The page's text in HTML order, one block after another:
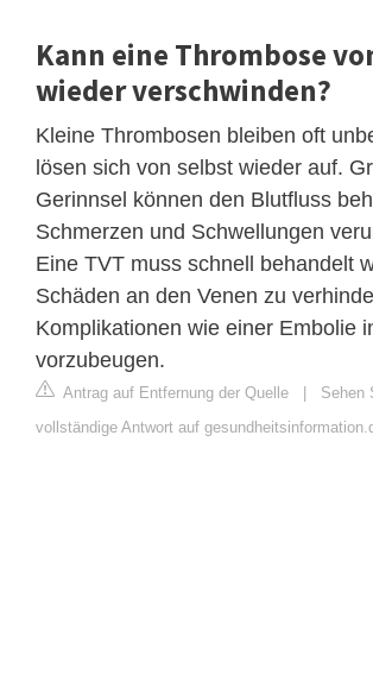
Kann eine Thrombose
wieder verschwinden?
Kleine Thrombosen bleiben oft
lösen sich von selbst wieder auf.
Gerinnsel können den Blutfluss
Schmerzen und Schwellungen
Eine TVT muss schnell behandelt
Schäden an den Venen zu
Komplikationen wie einer Embolie
vorzubeugen.
Antrag auf Entfernung der Quelle | Sehen
vollständige Antwort auf